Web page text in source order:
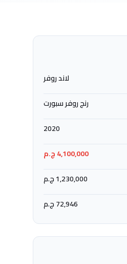
لاند روفر
رنج روفر سبورت
2020
4,100,000 ج.م
1,230,000 ج.م
72,946 ج.م